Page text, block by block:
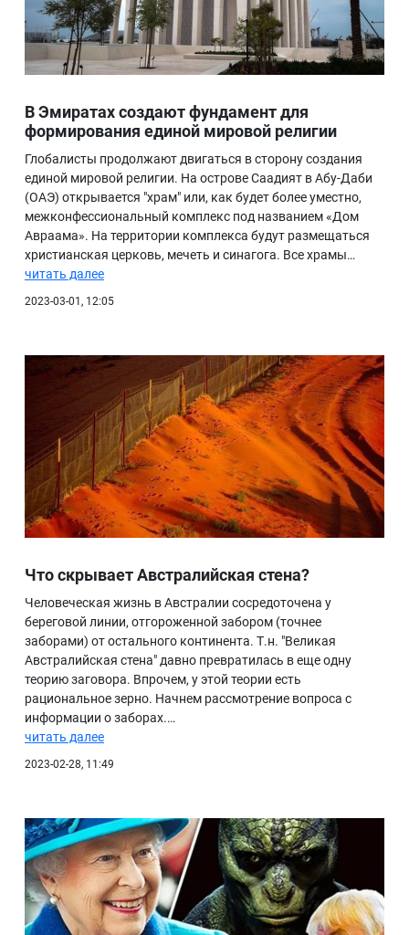
В Эмиратах создают фундамент для
формирования единой мировой религии
Глобалисты продолжают двигаться в сторону создания
единой мировой религии. На острове Саадият в Абу-Даби
(ОАЭ) открывается "храм" или, как будет более уместно,
межконфессиональный комплекс под названием «Дом
Авраама». На территории комплекса будут размещаться
христианская церковь, мечеть и синагога. Все храмы…
читать далее
2023-03-01, 12:05
Что скрывает Австралийская стена?
Человеческая жизнь в Австралии сосредоточена у
береговой линии, отгороженной забором (точнее
заборами) от остального континента. Т.н. "Великая
Австралийская стена" давно превратилась в еще одну
теорию заговора. Впрочем, у этой теории есть
рациональное зерно. Начнем рассмотрение вопроса с
информации о заборах.…
читать далее
2023-02-28, 11:49